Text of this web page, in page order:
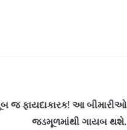
જ ફાયદાકારક! આ બીમારીઓ
જડમૂળમાંથી ગાયબ થશે.